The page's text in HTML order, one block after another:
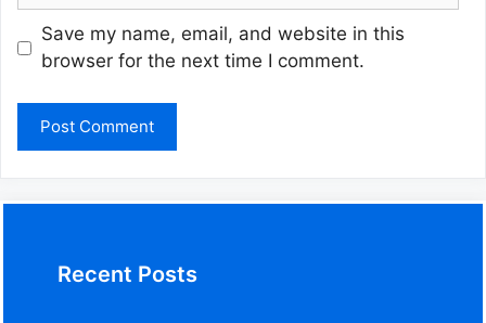
Save my name, email, and website in this
browser for the next time I comment.
Recent Posts